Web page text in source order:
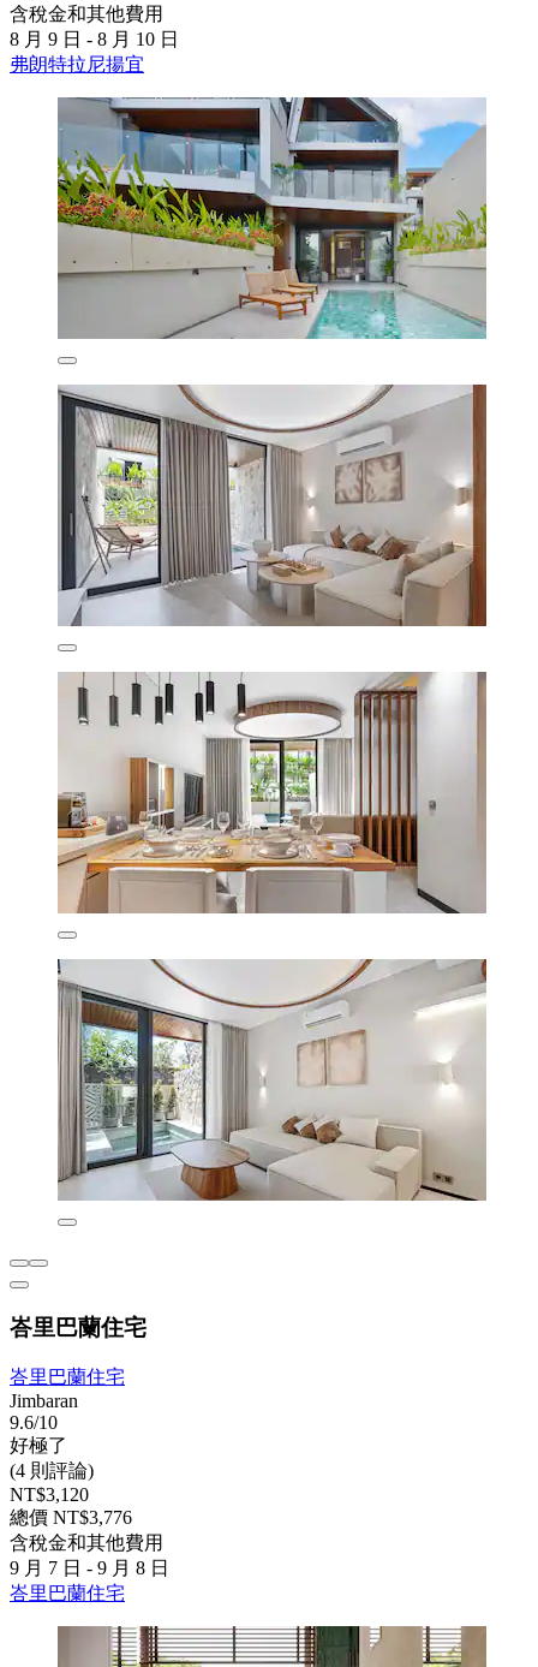
含稅金和其他費用
8 月 9 日 - 8 月 10 日
弗朗特拉尼揚宜
峇里巴蘭住宅
峇里巴蘭住宅
Jimbaran
9.6/10
好極了
(4 則評論)
NT$3,120
總價 NT$3,776
含稅金和其他費用
9 月 7 日 - 9 月 8 日
峇里巴蘭住宅